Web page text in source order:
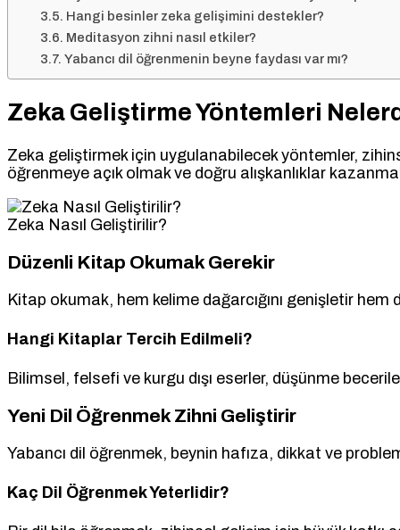
Hangi besinler zeka gelişimini destekler?
Meditasyon zihni nasıl etkiler?
Yabancı dil öğrenmenin beyne faydası var mı?
Zeka Geliştirme Yöntemleri
Zeka geliştirmek için uygulanabilecek yöntemler,
öğrenmeye açık olmak ve doğru alışkanlıklar
Zeka Nasıl Geliştirilir?
Düzenli Kitap Okumak Gerekir
Kitap okumak, hem kelime dağarcığını genişletir hem
Hangi Kitaplar Tercih Edilmeli?
Bilimsel, felsefi ve kurgu dışı eserler, düşünme
Yeni Dil Öğrenmek Zihni Geliştirir
Yabancı dil öğrenmek, beynin hafıza, dikkat ve
Kaç Dil Öğrenmek Yeterlidir?